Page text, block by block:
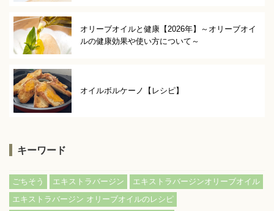
オリーブオイルと健康【2026年】～オリーブオイ
ルの健康効果や使い方について～
オイルボルケーノ【レシピ】
キーワード
ごちそう エキストラバージン
エキストラバージンオリーブオイル
エキストラバージン オリーブオイルのレシピ